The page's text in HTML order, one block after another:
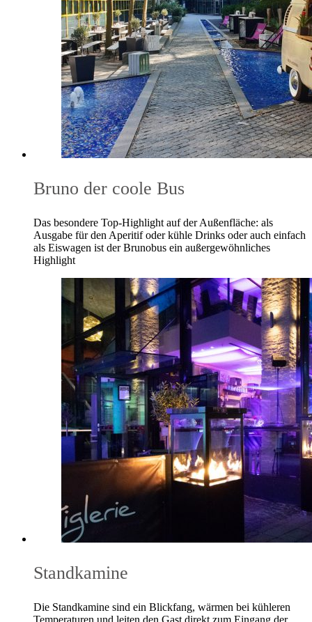
Bruno der coole Bus
Das besondere Top-Highlight auf der Außenfläche: als
Ausgabe für den Aperitif oder kühle Drinks oder auch einfach
als Eiswagen ist der Brunobus ein außergewöhnliches
Highlight
Standkamine
Die Standkamine sind ein Blickfang, wärmen bei kühleren